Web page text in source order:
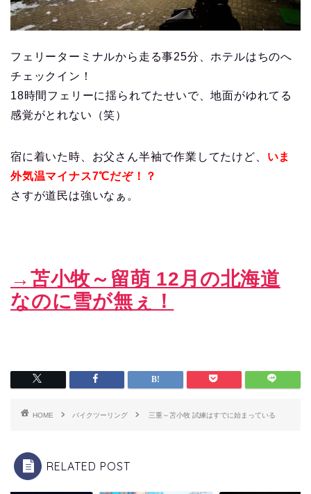
フェリーターミナルから走る事25分、ホテルはちのへ
チェックイン！
18時間フェリーに揺られてたせいで、地面がゆれてる
感覚がとれない（笑）
宿に着いた時、お父さん半袖で作業してたけど、 いま
外気温マイナス7℃だぞ！？
さすが道民は強いなぁ。
→苫小牧～留萌 12月の北海道
なのに雪が無ぇ！
HOME バイクツーリング 三重～苫小牧 試練はすでに始まっている
RELATED POST